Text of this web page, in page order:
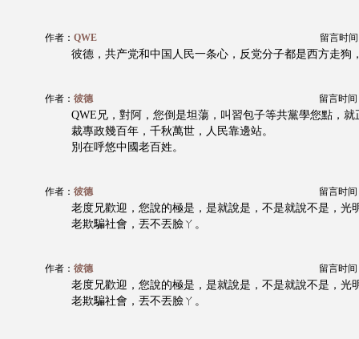
作者： QWE 留言时间
彼德，共产党和中国人民一条心，反党分子都是西方走狗
作者： 彼德 留言时间
QWE兄，對阿，您倒是坦蕩，叫習包子等共黨學您點，
裁專政幾百年，千秋萬世，人民靠邊站。
別在呼悠中國老百姓。
作者： 彼德 留言时间
老度兄歡迎，您說的極是，是就說是，不是就說不是，光
老欺騙社會，丟不丟臉ㄚ。
作者： 彼德 留言时间
老度兄歡迎，您說的極是，是就說是，不是就說不是，光
老欺騙社會，丟不丟臉ㄚ。